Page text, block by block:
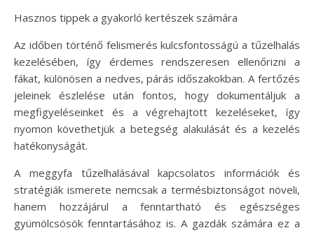
Hasznos tippek a gyakorló kertészek számára
Az időben történő felismerés kulcsfontosságú a tűzelhalás
kezelésében, így érdemes rendszeresen ellenőrizni a
fákat, különösen a nedves, párás időszakokban. A fertőzés
jeleinek észlelése után fontos, hogy dokumentáljuk a
megfigyeléseinket és a végrehajtott kezeléseket, így
nyomon követhetjük a betegség alakulását és a kezelés
hatékonyságát.
A meggyfa tűzelhalásával kapcsolatos információk és
stratégiák ismerete nemcsak a termésbiztonságot növeli,
hanem hozzájárul a fenntartható és egészséges
gyümölcsösök fenntartásához is. A gazdák számára ez a